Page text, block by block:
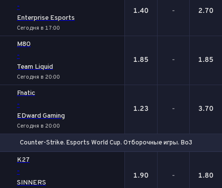
-
Enterprise Esports
Сегодня в 17:00
1.40 - 2.70
M80
-
Team Liquid
Сегодня в 20:00
1.85 - 1.85
Fnatic
-
EDward Gaming
Сегодня в 20:00
1.23 - 3.70
Counter-Strike. Esports World Cup. Отборочные игры. Bo3
K27
-
SINNERS
1.90 - 1.80